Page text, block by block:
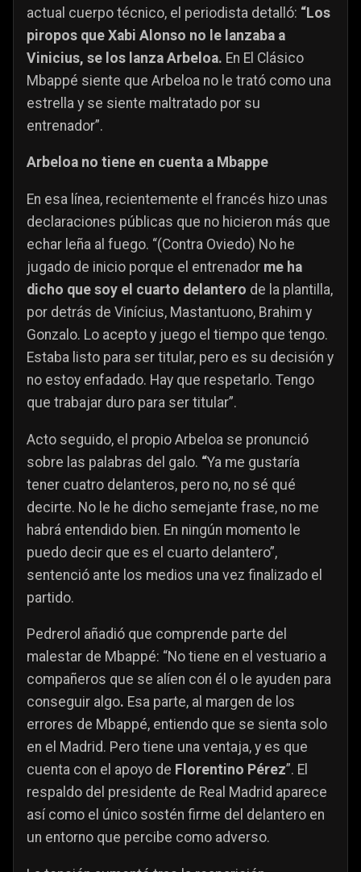
actual cuerpo técnico, el periodista detalló: “Los
piropos que Xabi Alonso no le lanzaba a
Vinicius, se los lanza Arbeloa. En El Clásico
Mbappé siente que Arbeloa no le trató como una
estrella y se siente maltratado por su
entrenador”.
Arbeloa no tiene en cuenta a Mbappe
En esa línea, recientemente el francés hizo unas
declaraciones públicas que no hicieron más que
echar leña al fuego. “(Contra Oviedo) No he
jugado de inicio porque el entrenador me ha
dicho que soy el cuarto delantero de la plantilla,
por detrás de Vinícius, Mastantuono, Brahim y
Gonzalo. Lo acepto y juego el tiempo que tengo.
Estaba listo para ser titular, pero es su decisión y
no estoy enfadado. Hay que respetarlo. Tengo
que trabajar duro para ser titular”.
Acto seguido, el propio Arbeloa se pronunció
sobre las palabras del galo. “Ya me gustaría
tener cuatro delanteros, pero no, no sé qué
decirte. No le he dicho semejante frase, no me
habrá entendido bien. En ningún momento le
puedo decir que es el cuarto delantero”,
sentenció ante los medios una vez finalizado el
partido.
Pedrerol añadió que comprende parte del
malestar de Mbappé: “No tiene en el vestuario a
compañeros que se alíen con él o le ayuden para
conseguir algo. Esa parte, al margen de los
errores de Mbappé, entiendo que se sienta solo
en el Madrid. Pero tiene una ventaja, y es que
cuenta con el apoyo de Florentino Pérez”. El
respaldo del presidente de Real Madrid aparece
así como el único sostén firme del delantero en
un entorno que percibe como adverso.